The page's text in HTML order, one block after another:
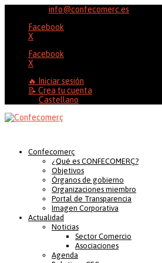
info@confecomerc.es
Facebook
X
Facebook
X
🔥 Iniciar sesión
📝 Crea tu cuenta
Castellano
Confecomerç
¿Qué es CONFECOMERÇ?
Objetivos
Órganos de gobierno
Organizaciones miembro
Portal de Transparencia
Imagen Corporativa
Actualidad
Noticias
Sector Comercio
Asociaciones
Agenda